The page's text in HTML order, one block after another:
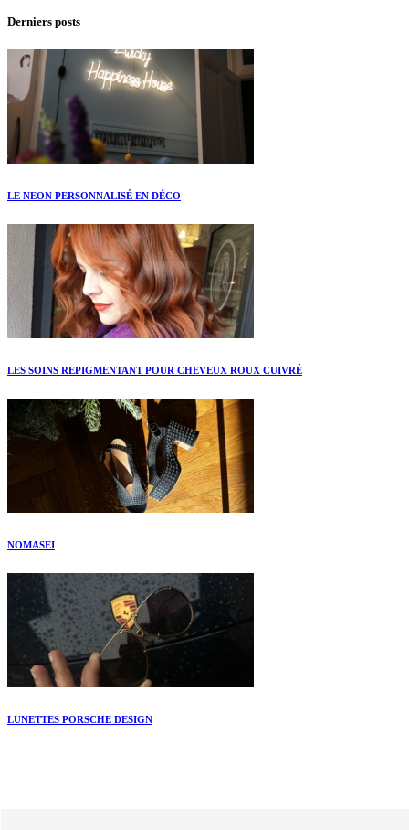
Derniers posts
LE NEON PERSONNALISÉ EN DÉCO
LES SOINS REPIGMENTANT POUR CHEVEUX ROUX CUIVRÉ
NOMASEI
LUNETTES PORSCHE DESIGN